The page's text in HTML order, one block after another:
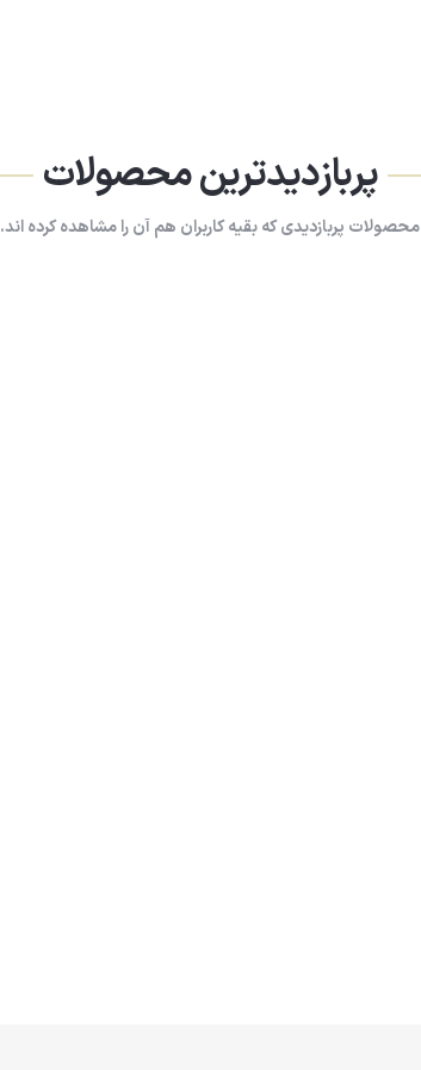
پربازدیدترین محصولات
محصولات پربازدیدی که بقیه کاربران هم آن را مشاهده کرده اند.